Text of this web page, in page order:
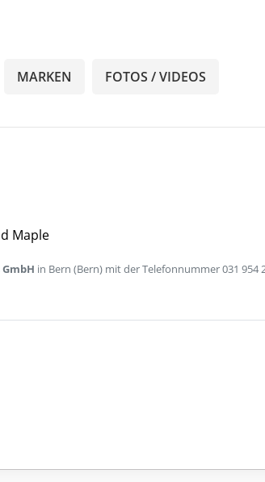
MARKEN FOTOS / VIDEOS
Maple
in Bern (Bern) mit der Telefonnummer 031 954